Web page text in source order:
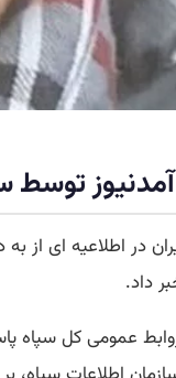
توسط
در اطلاعیه ای
داد.
عمومی کل سپاه